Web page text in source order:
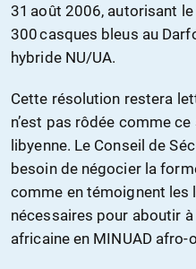
31 août 2006, autorisant
300 casques bleus au
hybride NU/UA.
Cette résolution restera
n’est pas rôdée comme
libyenne. Le Conseil de
besoin de négocier la
comme en témoignent les
nécessaires pour aboutir
africaine en MINUAD afro-